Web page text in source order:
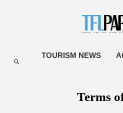
TOURISM NEWS
Terms